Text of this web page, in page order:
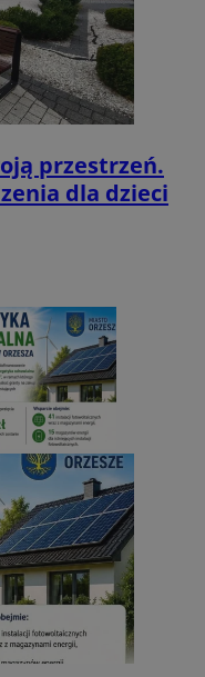
przestrzeń.
dla dzieci